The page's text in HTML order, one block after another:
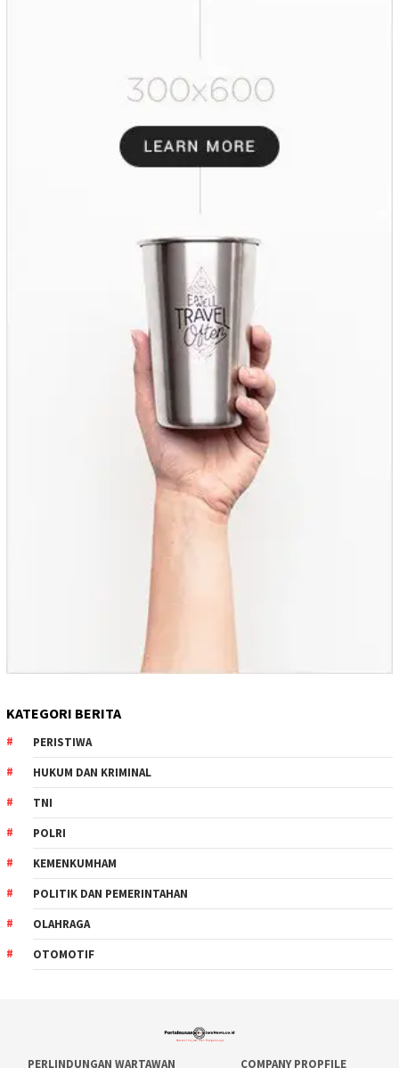
KATEGORI BERITA
PERISTIWA
HUKUM DAN KRIMINAL
TNI
POLRI
KEMENKUMHAM
POLITIK DAN PEMERINTAHAN
OLAHRAGA
OTOMOTIF
PERLINDUNGAN WARTAWAN COMPANY PROPFILE